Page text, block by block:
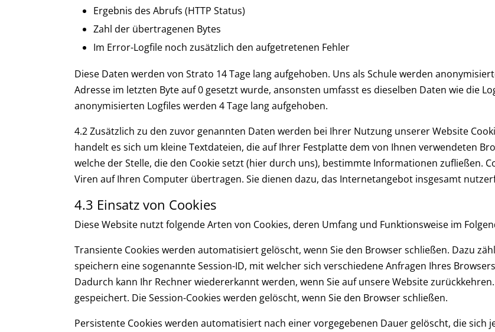
Ergebnis des Abrufs (HTTP Status)
Zahl der übertragenen Bytes
Im Error-Logfile noch zusätzlich den aufgetretenen Fehler
Diese Daten werden von Strato 14 Tage lang aufgehoben. Uns als Schule werden
Adresse im letzten Byte auf 0 gesetzt wurde, ansonsten umfasst es dieselben Daten wie die
anonymisierten Logfiles werden 4 Tage lang aufgehoben.
4.2 Zusätzlich zu den zuvor genannten Daten werden bei Ihrer Nutzung unserer Website
handelt es sich um kleine Textdateien, die auf Ihrer Festplatte dem von Ihnen verwendeten
welche der Stelle, die den Cookie setzt (hier durch uns), bestimmte Informationen zufließen.
Viren auf Ihren Computer übertragen. Sie dienen dazu, das Internetangebot insgesamt
4.3 Einsatz von Cookies
Diese Website nutzt folgende Arten von Cookies, deren Umfang und Funktionsweise im
Transiente Cookies werden automatisiert gelöscht, wenn Sie den Browser schließen. Dazu
speichern eine sogenannte Session-ID, mit welcher sich verschiedene Anfragen Ihres
Dadurch kann Ihr Rechner wiedererkannt werden, wenn Sie auf unsere Website
gespeichert. Die Session-Cookies werden gelöscht, wenn Sie den Browser schließen.
Persistente Cookies werden automatisiert nach einer vorgegebenen Dauer gelöscht, die sich